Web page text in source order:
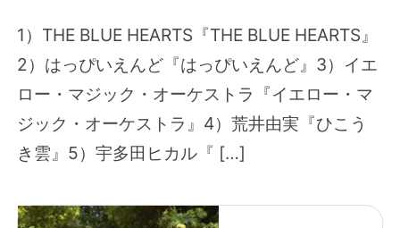
1）THE BLUE HEARTS『THE BLUE HEARTS』
2）はっぴいえんど『はっぴいえんど』3）イエ
ロー・マジック・オーケストラ『イエロー・マ
ジック・オーケストラ』4）荒井由実『ひこう
き雲』5）宇多田ヒカル『 […]